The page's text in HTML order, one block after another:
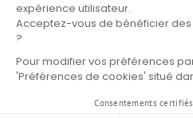
expérience utilisateur.
Acceptez-vous de bénéficier
?
Pour modifier vos préférences
'Préférences de cookies' situé
Consentements